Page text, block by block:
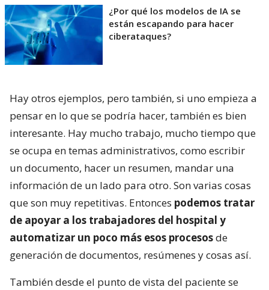
¿Por qué los modelos de IA se
están escapando para hacer
ciberataques?
Hay otros ejemplos, pero también, si uno empieza a
pensar en lo que se podría hacer, también es bien
interesante. Hay mucho trabajo, mucho tiempo que
se ocupa en temas administrativos, como escribir
un documento, hacer un resumen, mandar una
información de un lado para otro. Son varias cosas
que son muy repetitivas. Entonces podemos tratar
de apoyar a los trabajadores del hospital y
automatizar un poco más esos procesosde
generación de documentos, resúmenes y cosas así.
También desde el punto de vista del paciente se